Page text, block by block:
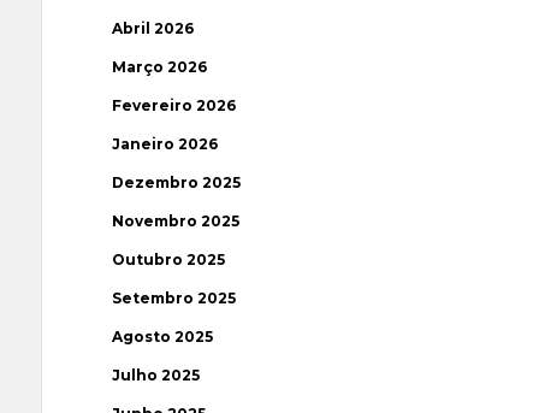
Abril 2026
Março 2026
Fevereiro 2026
Janeiro 2026
Dezembro 2025
Novembro 2025
Outubro 2025
Setembro 2025
Agosto 2025
Julho 2025